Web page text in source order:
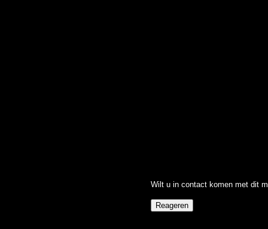
Wilt u in contact komen met dit